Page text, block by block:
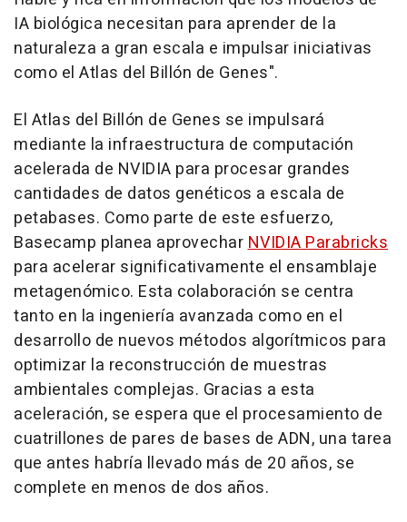
IA biológica necesitan para aprender de la
naturaleza a gran escala e impulsar iniciativas
como el Atlas del Billón de Genes".
El Atlas del Billón de Genes se impulsará
mediante la infraestructura de computación
acelerada de NVIDIA para procesar grandes
cantidades de datos genéticos a escala de
petabases. Como parte de este esfuerzo,
Basecamp planea aprovecharNVIDIA Parabricks
para acelerar significativamente el ensamblaje
metagenómico. Esta colaboración se centra
tanto en la ingeniería avanzada como en el
desarrollo de nuevos métodos algorítmicos para
optimizar la reconstrucción de muestras
ambientales complejas. Gracias a esta
aceleración, se espera que el procesamiento de
cuatrillones de pares de bases de ADN, una tarea
que antes habría llevado más de 20 años, se
complete en menos de dos años.